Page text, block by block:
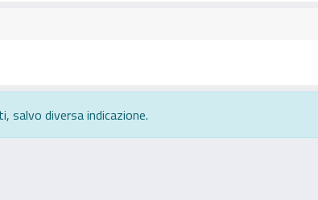
diversa indicazione.